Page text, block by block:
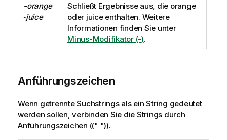
-orange
‑juice
Schließt Ergebnisse aus, die orange
oder juiceenthalten. Weitere
Informationen finden Sie unter
Minus-Modifikator (-).
Anführungszeichen
Wenn getrennte Suchstrings als ein String gedeutet
werden sollen, verbinden Sie die Strings durch
Anführungszeichen ((" ")).